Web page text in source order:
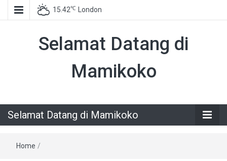
15.42℃ London
Selamat Datang di
Mamikoko
Selamat Datang di Mamikoko
Home /